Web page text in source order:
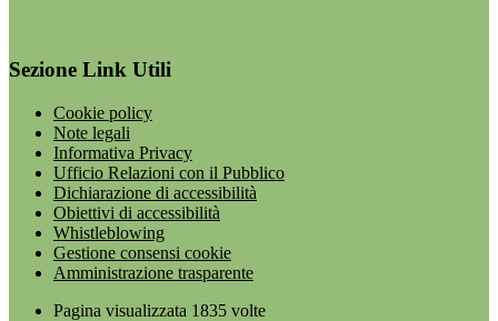
Sezione Link Utili
Cookie policy
Note legali
Informativa Privacy
Ufficio Relazioni con il Pubblico
Dichiarazione di accessibilità
Obiettivi di accessibilità
Whistleblowing
Gestione consensi cookie
Amministrazione trasparente
Pagina visualizzata 1835 volte